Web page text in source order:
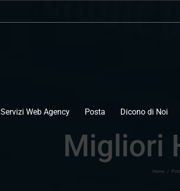
Servizi Web Agency Posta Dicono di Noi
Migliori
Home /